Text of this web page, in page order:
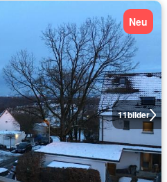
11bilder
Neu